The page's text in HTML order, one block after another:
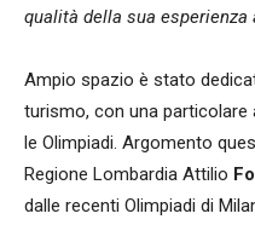
qualità della sua esperienza
Ampio spazio è stato
turismo, con una particolare
le Olimpiadi. Argomento
Regione Lombardia Attilio
dalle recenti Olimpiadi di